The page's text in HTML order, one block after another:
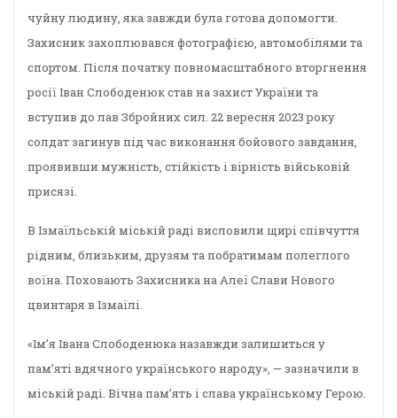
чуйну людину, яка завжди була готова допомогти.
Захисник захоплювався фотографією, автомобілями та
спортом. Після початку повномасштабного вторгнення
росії Іван Слободенюк став на захист України та
вступив до лав Збройних сил. 22 вересня 2023 року
солдат загинув під час виконання бойового завдання,
проявивши мужність, стійкість і вірність військовій
присязі.
В Ізмаїльській міській раді висловили щирі співчуття
рідним, близьким, друзям та побратимам полеглого
воїна. Поховають Захисника на Алеї Слави Нового
цвинтаря в Ізмаїлі.
«Ім’я Івана Слободенюка назавжди залишиться у
пам’яті вдячного українського народу», — зазначили в
міській раді. Вічна пам’ять і слава українському Герою.